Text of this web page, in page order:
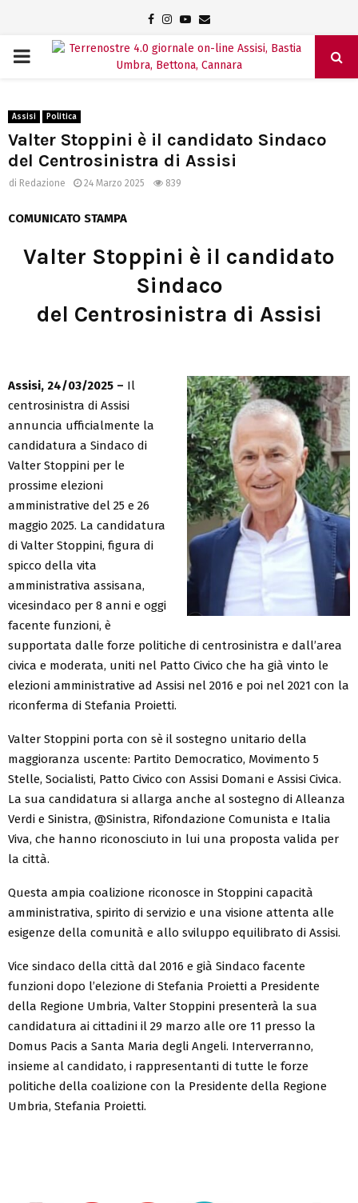
Facebook
Instagram
Youtube
Email
PRIMARY
Assisi Politica
Valter Stoppini è il candidato Sindaco
del Centrosinistra di Assisi
di Redazione 24 Marzo 2025 839
COMUNICATO STAMPA
Valter Stoppini è il candidato
Sindaco
del Centrosinistra di Assisi
Assisi, 24/03/2025 – Il
centrosinistra di Assisi
annuncia ufficialmente la
candidatura a Sindaco di
Valter Stoppini per le
prossime elezioni
amministrative del 25 e 26
maggio 2025. La candidatura
di Valter Stoppini, figura di
spicco della vita
amministrativa assisana,
vicesindaco per 8 anni e oggi
facente funzioni, è
supportata dalle forze politiche di centrosinistra e dall’area
civica e moderata, uniti nel Patto Civico che ha già vinto le
elezioni amministrative ad Assisi nel 2016 e poi nel 2021 con la
riconferma di Stefania Proietti.
Valter Stoppini porta con sè il sostegno unitario della
maggioranza uscente: Partito Democratico, Movimento 5
Stelle, Socialisti, Patto Civico con Assisi Domani e Assisi Civica.
La sua candidatura si allarga anche al sostegno di Alleanza
Verdi e Sinistra, @Sinistra, Rifondazione Comunista e Italia
Viva, che hanno riconosciuto in lui una proposta valida per
la città.
Questa ampia coalizione riconosce in Stoppini capacità
amministrativa, spirito di servizio e una visione attenta alle
esigenze della comunità e allo sviluppo equilibrato di Assisi.
Vice sindaco della città dal 2016 e già Sindaco facente
funzioni dopo l’elezione di Stefania Proietti a Presidente
della Regione Umbria, Valter Stoppini presenterà la sua
candidatura ai cittadini il 29 marzo alle ore 11 presso la
Domus Pacis a Santa Maria degli Angeli. Interverranno,
insieme al candidato, i rappresentanti di tutte le forze
politiche della coalizione con la Presidente della Regione
Umbria, Stefania Proietti.